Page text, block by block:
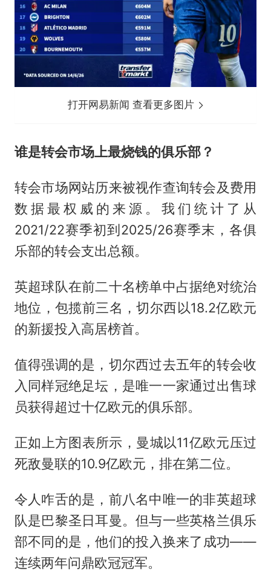
打开网易新闻 查看更多图片
谁是转会市场上最烧钱的俱乐部？
转会市场网站历来被视作查询转会及费用
数据最权威的来源。我们统计了从
2021/22赛季初到2025/26赛季末，各俱
乐部的转会支出总额。
英超球队在前二十名榜单中占据绝对统治
地位，包揽前三名，切尔西以18.2亿欧元
的新援投入高居榜首。
值得强调的是，切尔西过去五年的转会收
入同样冠绝足坛，是唯一一家通过出售球
员获得超过十亿欧元的俱乐部。
正如上方图表所示，曼城以11亿欧元压过
死敌曼联的10.9亿欧元，排在第二位。
令人咋舌的是，前八名中唯一的非英超球
队是巴黎圣日耳曼。但与一些英格兰俱乐
部不同的是，他们的投入换来了成功——
连续两年问鼎欧冠冠军。